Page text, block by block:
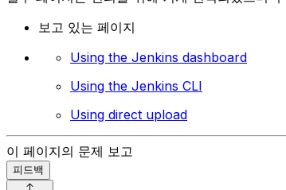
보고 있는 페이지
Using the Jenkins dashboard
Using the Jenkins CLI
Using direct upload
이 페이지의 문제 보고
피드백